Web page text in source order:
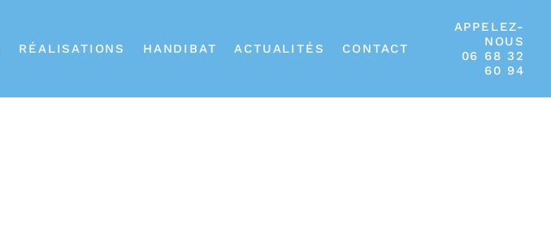
RÉALISATIONS HANDIBAT ACTUALITÉS CONTACT
APPELEZ-
NOUS
06 68 32
60 94